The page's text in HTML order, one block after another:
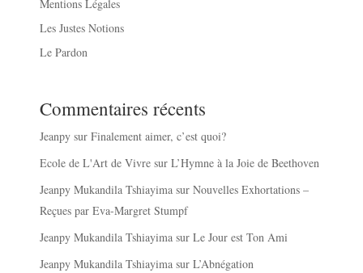
Mentions Légales
Les Justes Notions
Le Pardon
Commentaires récents
Jeanpy surFinalement aimer, c’est quoi?
Ecole de L'Art de Vivre surL’Hymne à la Joie de Beethoven
Jeanpy Mukandila Tshiayima surNouvelles Exhortations –
Reçues par Eva-Margret Stumpf
Jeanpy Mukandila Tshiayima surLe Jour est Ton Ami
Jeanpy Mukandila Tshiayima surL’Abnégation